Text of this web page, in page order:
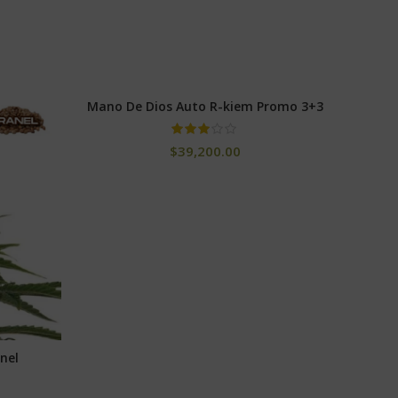
SELECCIONAR OPCIONES
Mano De Dios Auto R-kiem Promo 3+3
$39,200.00